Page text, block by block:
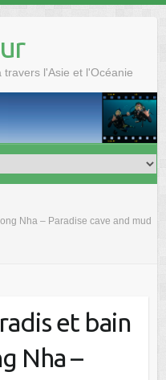
l'Asie et l'Océanie
Nha – Paradise cave and mud
et bain
Nha –